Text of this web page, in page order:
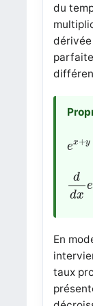
du
dérivée
ex+y
d
dx
e
En
taux